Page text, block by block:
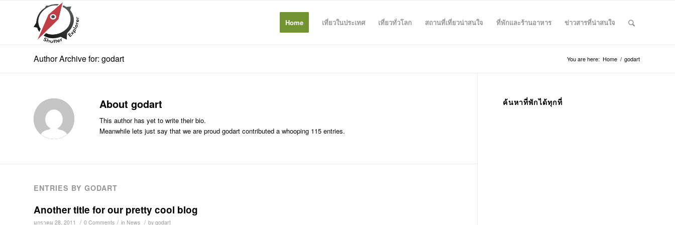
Home เที่ยวในประเทศ เที่ยวทั่วโลก สถานที่เที่ยวน่าสนใจ ที่พักและร้านอาหาร ข่าวสารที่น่าสนใจ
Author Archive for: godart You are here: Home / godart
About godart
This author has yet to write their bio.
Meanwhile lets just say that we are proud godart contributed a whooping 115 entries.
ENTRIES BY GODART
Another title for our pretty cool blog
มกราคม 28, 2011 / 0 Comments / in News / by godart
ค้นหาที่พักได้ทุกที่